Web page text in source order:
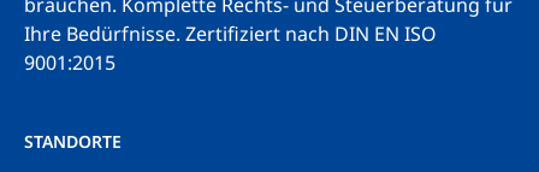
Ihre Bedürfnisse. Zertifiziert nach DIN EN ISO
9001:2015
STANDORTE